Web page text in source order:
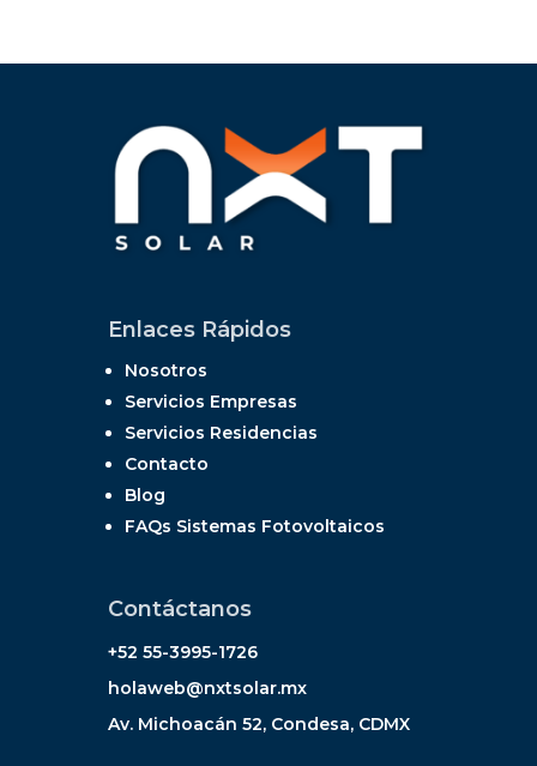
Enlaces Rápidos
Nosotros
Servicios Empresas
Servicios Residencias
Contacto
Blog
FAQs Sistemas Fotovoltaicos
Contáctanos
+52 55-3995-1726
holaweb@nxtsolar.mx
Av. Michoacán 52, Condesa, CDMX